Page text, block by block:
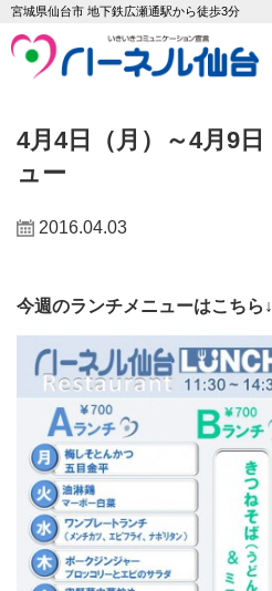
宮城県仙台市 地下鉄広瀬通駅から徒歩3分
4月4日（月）～4月9
ュー
2016.04.03
今週のランチメニューはこちら↓